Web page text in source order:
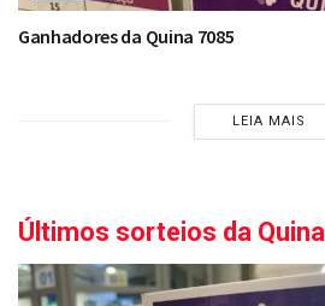
Ganhadores da Quina 7085
LEIA MAIS
Últimos sorteios da Quina